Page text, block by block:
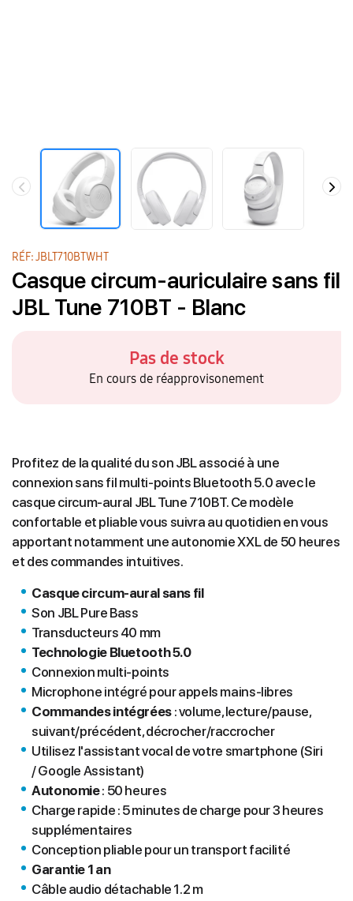
RÉF: JBLT710BTWHT
Casque circum-auriculaire sans fil
JBL Tune 710BT - Blanc
Pas de stock
En cours de réapprovisonement
Profitez de la qualité du son JBL associé à une
connexion sans fil multi-points Bluetooth 5.0 avec le
casque circum-aural JBL Tune 710BT. Ce modèle
confortable et pliable vous suivra au quotidien en vous
apportant notamment une autonomie XXL de 50 heures
et des commandes intuitives.
Casque circum-aural sans fil
Son JBL Pure Bass
Transducteurs 40 mm
Technologie Bluetooth 5.0
Connexion multi-points
Microphone intégré pour appels mains-libres
Commandes intégrées: volume, lecture/pause,
suivant/précédent, décrocher/raccrocher
Utilisez l'assistant vocal de votre smartphone (Siri
/ Google Assistant)
Autonomie: 50 heures
Charge rapide : 5 minutes de charge pour 3 heures
supplémentaires
Conception pliable pour un transport facilité
Garantie 1 an
Câble audio détachable 1.2 m